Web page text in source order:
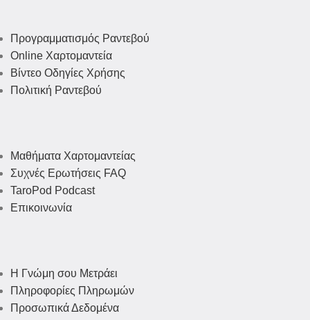
Προγραμματισμός Ραντεβού
Online Χαρτομαντεία
Βίντεο Οδηγίες Χρήσης
Πολιτική Ραντεβού
Μαθήματα Χαρτομαντείας
Συχνές Ερωτήσεις FAQ
TaroPod Podcast
Επικοινωνία
Η Γνώμη σου Μετράει
Πληροφορίες Πληρωμών
Προσωπικά Δεδομένα